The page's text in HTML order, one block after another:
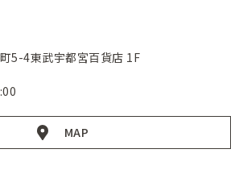
5-4東武宇都宮百貨店 1F
MAP